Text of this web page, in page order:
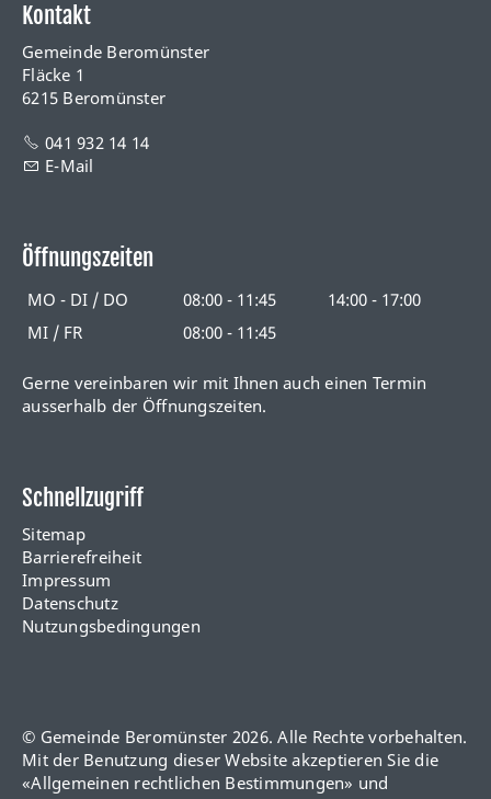
Kontakt
Gemeinde Beromünster
Fläcke 1
6215 Beromünster
041 932 14 14
E-Mail
Öffnungszeiten
MO - DI / DO 08:00 - 11:45
14:00 - 17:00
MI / FR
08:00 - 11:45
Gerne vereinbaren wir mit Ihnen auch einen Termin
ausserhalb der Öffnungszeiten.
Schnellzugriff
Sitemap
Barrierefreiheit
Impressum
Datenschutz
Nutzungsbedingungen
© Gemeinde Beromünster 2026. Alle Rechte vorbehalten.
Mit der Benutzung dieser Website akzeptieren Sie die
«Allgemeinen rechtlichen Bestimmungen» und